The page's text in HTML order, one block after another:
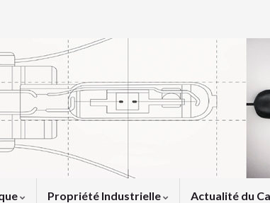
Propriété Industrielle Actualité du